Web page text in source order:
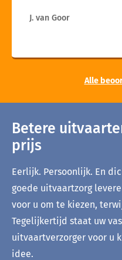
J. van Goor
Alle
Betere
prijs
Eerlijk. Persoonlijk. En
goede uitvaartzorg
voor u om te kiezen,
Tegelijkertijd staat uw
uitvaartverzorger voor u
idee.